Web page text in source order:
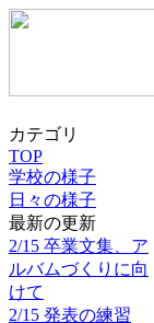
カテゴリ
TOP
学校の様子
日々の様子
最新の更新
2/15 卒業文集、ア
ルバムづくりに向
けて
2/15 発表の練習